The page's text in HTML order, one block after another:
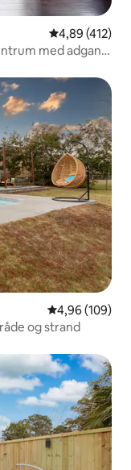
4,89 ud af 5 i
4,89 (412)
med adgang
4,96 ud af 5 i
4,96 (109)
og strand